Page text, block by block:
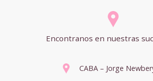
Encontranos en nuestras
CABA – Jorge